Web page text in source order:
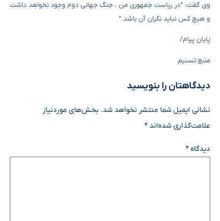
وی گفت: “در ریاست جمهوری من ، جنگ جهانی دوم وجود نخواهد داشت
و هیچ کس نباید نگران آن باشد.”
پایان پیام/
منبع:تسنیم
دیدگاهتان را بنویسید
نشانی ایمیل شما منتشر نخواهد شد. بخش‌های موردنیاز
علامت‌گذاری شده‌اند*
دیدگاه*